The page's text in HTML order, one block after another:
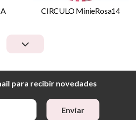
CIRCULO MinieRosa14
para recibir novedades
Enviar